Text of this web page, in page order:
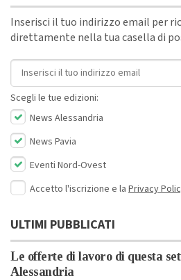
Inserisci il tuo indirizzo email per
direttamente nella tua casella di
Indirizzo email
Scegli le tue edizioni:
News Alessandria
News Pavia
Eventi Nord-Ovest
Accetto l'iscrizione e la Privacy
ULTIMI PUBBLICATI
Le offerte di lavoro di questa
Alessandria